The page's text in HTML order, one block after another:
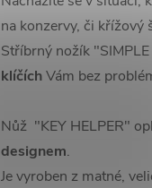
na konzervy, či křížový
Stříbrný nožík
klíčíchVám bez
Nůž "KEY HELPER"
designem.
Je vyroben z matné,